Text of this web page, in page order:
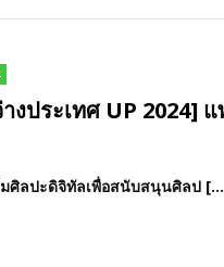
งประเทศ UP
ศิลปะดิจิทัลเพื่อสนับสนุนศิลป